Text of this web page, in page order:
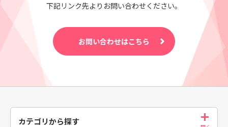
下記リンク先よりお問い合わせください。
お問い合わせはこちら
カテゴリから探す